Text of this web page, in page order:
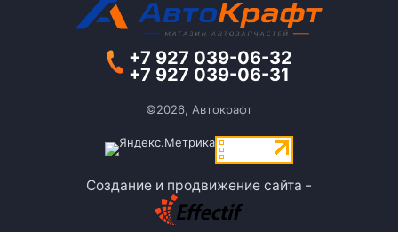
+7 927 039-06-32
+7 927 039-06-31
©2026, Автокрафт
Создание и продвижение сайта -